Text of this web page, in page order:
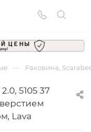
— Раковина,
5105 37
Lava